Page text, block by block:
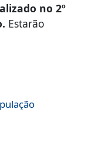
no 2º
Estarão